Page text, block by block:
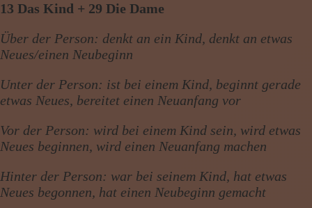
13 Das Kind + 29 Die Dame
Über der Person: denkt an ein Kind, denkt an etwas
Neues/einen Neubeginn
Unter der Person: ist bei einem Kind, beginnt gerade
etwas Neues, bereitet einen Neuanfang vor
Vor der Person: wird bei einem Kind sein, wird etwas
Neues beginnen, wird einen Neuanfang machen
Hinter der Person: war bei seinem Kind, hat etwas
Neues begonnen, hat einen Neubeginn gemacht